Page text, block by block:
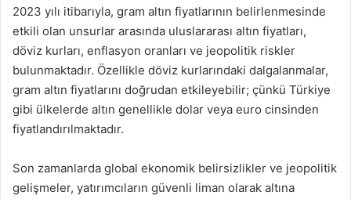
2023 yılı itibarıyla, gram altın fiyatlarının belirlenmesinde
etkili olan unsurlar arasında uluslararası altın fiyatları,
döviz kurları, enflasyon oranları ve jeopolitik riskler
bulunmaktadır. Özellikle döviz kurlarındaki dalgalanmalar,
gram altın fiyatlarını doğrudan etkileyebilir; çünkü Türkiye
gibi ülkelerde altın genellikle dolar veya euro cinsinden
fiyatlandırılmaktadır.
Son zamanlarda global ekonomik belirsizlikler ve jeopolitik
gelişmeler, yatırımcıların güvenli liman olarak altına